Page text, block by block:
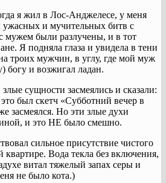
я жил в Лос-Анджелесе, у меня
ужасных и мучительных битв с
мужем были разлучены, и в тот
Я подняла глаза и увидела в тени
троих мужчин, в углу, где мой муж
богу и возжигал ладан.
сущности засмеялись и сказали:
был скетч «Субботний вечер в
засмеялся. Но эти злые духи
и это НЕ было смешно.
сильное присутствие чистого
квартире. Вода текла без включения,
витал тяжелый запах серы и
не было кота.)